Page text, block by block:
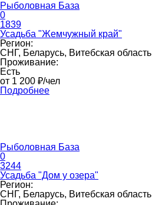
Рыболовная База
0
1839
Усадьба "Жемчужный край"
Регион:
СНГ, Беларусь, Витебская область
Проживание:
Есть
от 1 200 ₽/чел
Подробнее
Рыболовная База
0
3244
Усадьба "Дом у озера"
Регион:
СНГ, Беларусь, Витебская область